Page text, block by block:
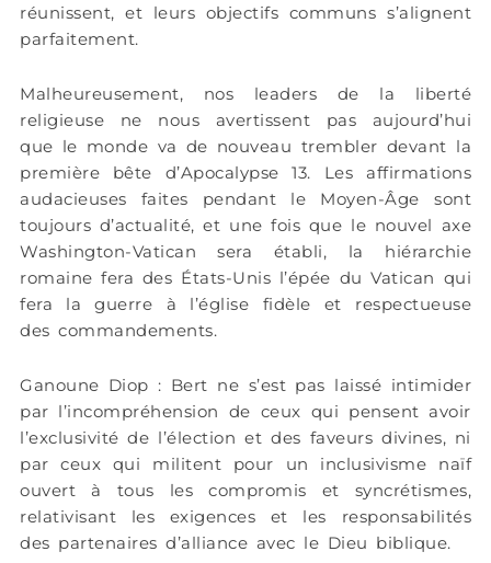
réunissent, et leurs objectifs communs s’alignent
parfaitement.
Malheureusement, nos leaders de la liberté
religieuse ne nous avertissent pas aujourd’hui
que le monde va de nouveau trembler devant la
première bête d’Apocalypse 13. Les affirmations
audacieuses faites pendant le Moyen-Âge sont
toujours d’actualité, et une fois que le nouvel axe
Washington-Vatican sera établi, la hiérarchie
romaine fera des États-Unis l’épée du Vatican qui
fera la guerre à l’église fidèle et respectueuse
des commandements.
Ganoune Diop : Bert ne s’est pas laissé intimider
par l’incompréhension de ceux qui pensent avoir
l’exclusivité de l’élection et des faveurs divines, ni
par ceux qui militent pour un inclusivisme naïf
ouvert à tous les compromis et syncrétismes,
relativisant les exigences et les responsabilités
des partenaires d’alliance avec le Dieu biblique.